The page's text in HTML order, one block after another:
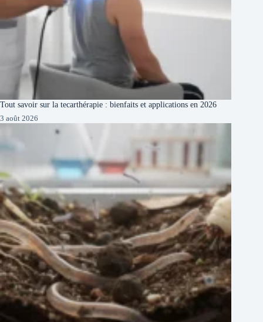
Tout savoir sur la tecarthérapie : bienfaits et applications en 2026
3 août 2026